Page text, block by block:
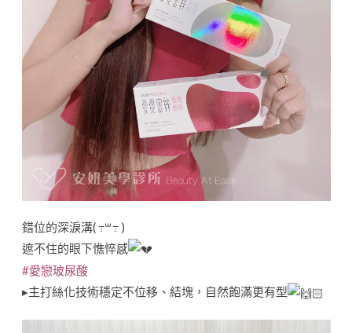
錯位的深淚溝( ߹꒳​߹ )
遮不住的眼下憔悴感
#愛戀玻尿酸
▸主打絲化技術穩定不位移、結塊，自然飽滿更有型